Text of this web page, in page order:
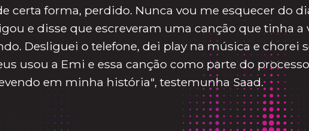
certa forma, perdido. Nunca vou me esquecer do
e disse que escreveram uma canção que tinha a
Desliguei o telefone, dei play na música e chorei
usou a Emi e essa canção como parte do
em minha história", testemunha Saad.